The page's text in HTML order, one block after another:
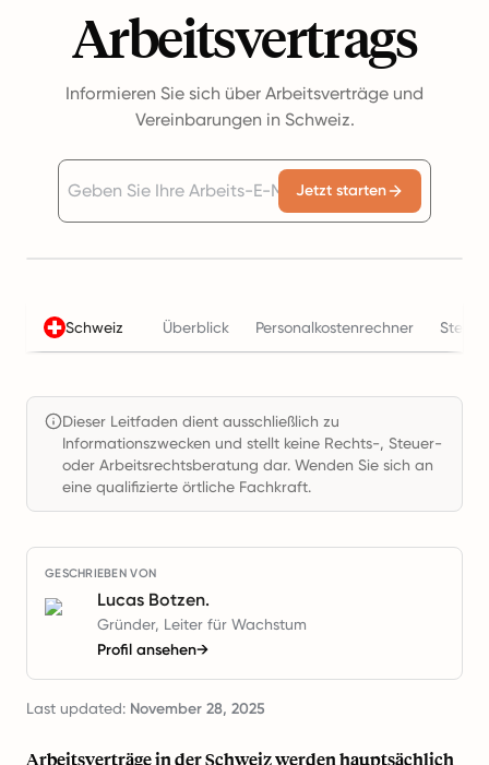
Arbeitsvertrags
Informieren Sie sich über Arbeitsverträge und
Vereinbarungen in Schweiz.
Jetzt starten
Schweiz Überblick Personalkostenrechner
Dieser Leitfaden dient ausschließlich zu
Informationszwecken und stellt keine Rechts-, Steuer-
oder Arbeitsrechtsberatung dar. Wenden Sie sich an
eine qualifizierte örtliche Fachkraft.
GESCHRIEBEN VON
Lucas Botzen.
Gründer, Leiter für Wachstum
Profil ansehen→
Last updated: November 28, 2025
Arbeitsverträge in der Schweiz werden hauptsächlich